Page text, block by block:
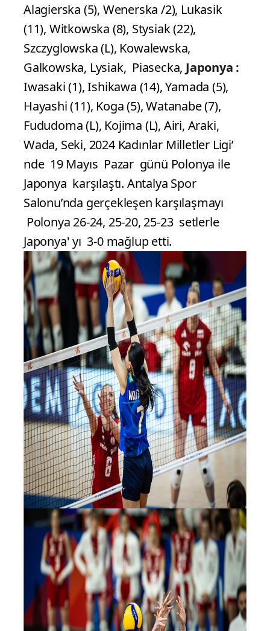
Alagierska (5), Wenerska /2), Lukasik
(11), Witkowska (8), Stysiak (22),
Szczyglowska (L), Kowalewska,
Galkowska, Lysiak, Piasecka, Japonya :
Iwasaki (1), Ishikawa (14), Yamada (5),
Hayashi (11), Koga (5), Watanabe (7),
Fududoma (L), Kojima (L), Airi, Araki,
Wada, Seki, 2024 Kadınlar Milletler Ligi’
nde 19 Mayıs Pazar günü Polonya ile
Japonya karşılaştı. Antalya Spor
Salonu’nda gerçekleşen karşılaşmayı
Polonya 26-24, 25-20, 25-23 setlerle
Japonya' yı 3-0 mağlup etti.